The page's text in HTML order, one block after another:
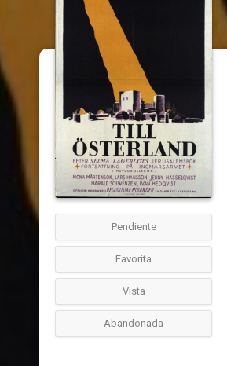
Pendiente
Favorita
Vista
Abandonada